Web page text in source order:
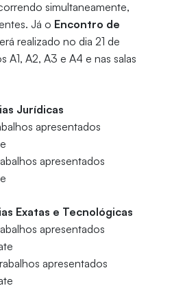
simultaneamente,
Já o Encontro de
realizado no dia 21 de
A2, A3 e A4 e nas salas
Jurídicas
apresentados
apresentados
Exatas e Tecnológicas
apresentados
apresentados